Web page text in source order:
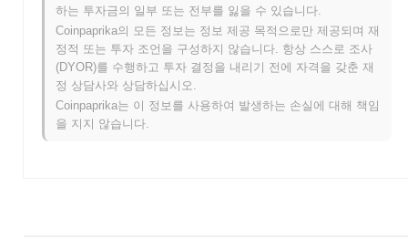
Zatin는 더 넓은 암호화폐 시장과 비교하여 어떤 성과
를 내고 있나요?
지난 7일 동안 Zatin는 0.00%상승하여0.40%의 상승을 기록한 전
체 암호화폐 시장에 뒤처졌습니다. 이는 더 넓은 시장 모멘텀과 비
교하여 ZTN의 가격 움직임에서 일시적인 지연을 나타냅니다.
하는 투자금의 일부 또는 전부를 잃을 수 있습니다.
Coinpaprika의 모든 정보는 정보 제공 목적으로만 제공되며 재
정적 또는 투자 조언을 구성하지 않습니다. 항상 스스로 조사
(DYOR)를 수행하고 투자 결정을 내리기 전에 자격을 갖춘 재
정 상담사와 상담하십시오.
Coinpaprika는 이 정보를 사용하여 발생하는 손실에 대해 책임
을 지지 않습니다.